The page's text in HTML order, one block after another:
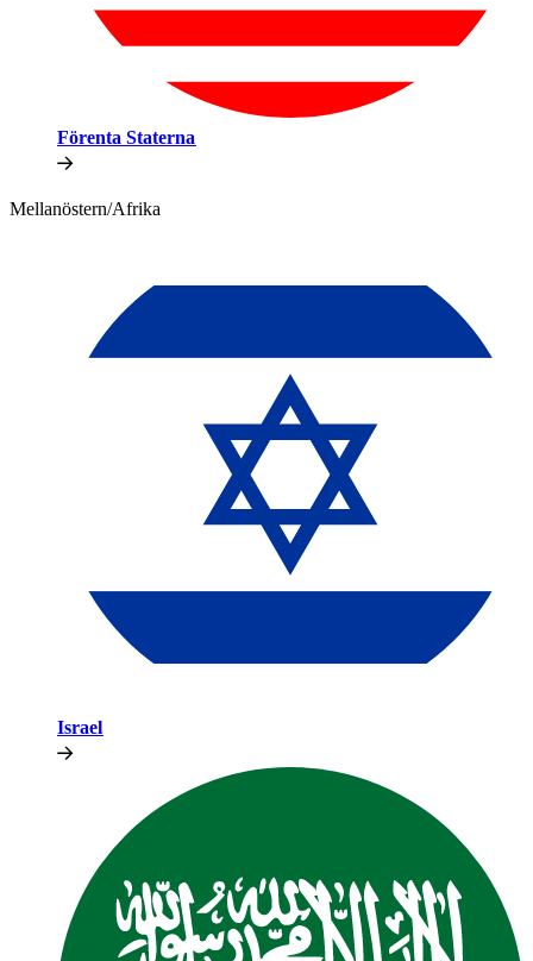
Förenta Staterna​​
Mellanöstern/Afrika​​
Israel​​